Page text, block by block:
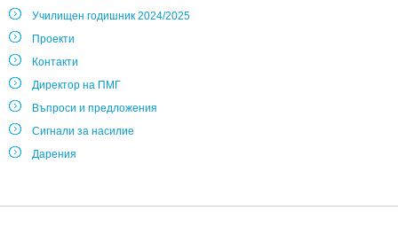
Училищен годишник 2024/2025
Проекти
Контакти
Директор на ПМГ
Въпроси и предложения
Сигнали за насилие
Дарения